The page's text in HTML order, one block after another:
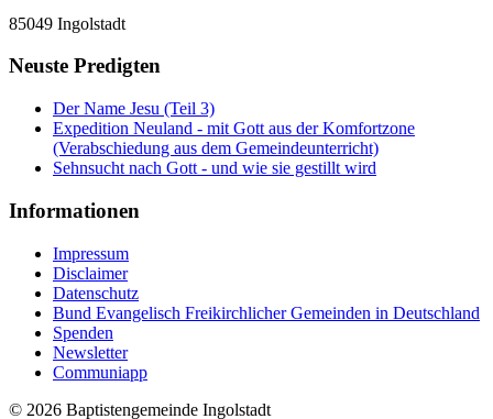
85049 Ingolstadt
Neuste Predigten
Der Name Jesu (Teil 3)
Expedition Neuland - mit Gott aus der Komfortzone
(Verabschiedung aus dem Gemeindeunterricht)
Sehnsucht nach Gott - und wie sie gestillt wird
Informationen
Impressum
Disclaimer
Datenschutz
Bund Evangelisch Freikirchlicher Gemeinden in Deutschland
Spenden
Newsletter
Communiapp
© 2026 Baptistengemeinde Ingolstadt